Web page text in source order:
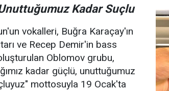
Kadar Suçlu
vokalleri, Buğra Karaçay'ın
ve Recep Demir'in bass
Oblomov grubu,
kadar güçlü, unuttuğumuz
mottosuyla 19 Ocak'ta